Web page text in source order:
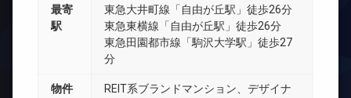
最寄
駅
東急大井町線「自由が丘駅」徒歩26分
東急東横線「自由が丘駅」徒歩26分
東急田園都市線「駒沢大学駅」徒歩27
分
物件
REIT系ブランドマンション、デザイナ